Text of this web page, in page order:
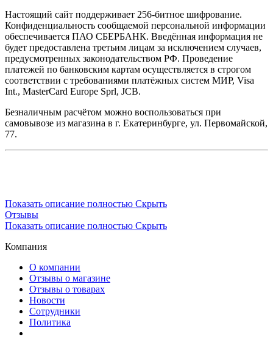
Настоящий сайт поддерживает 256-битное шифрование.
Конфиденциальность сообщаемой персональной информации
обеспечивается ПАО СБЕРБАНК. Введённая информация не
будет предоставлена третьим лицам за исключением случаев,
предусмотренных законодательством РФ. Проведение
платежей по банковским картам осуществляется в строгом
соответствии с требованиями платёжных систем МИР, Visa
Int., MasterCard Europe Sprl, JCB.
Безналичным расчётом можно воспользоваться при
самовывозе из магазина в г. Екатеринбурге, ул. Первомайской,
77.
Показать описание полностью Скрыть
Отзывы
Показать описание полностью Скрыть
Компания
О компании
Отзывы о магазине
Отзывы о товарах
Новости
Сотрудники
Политика